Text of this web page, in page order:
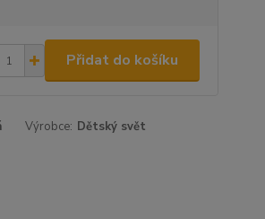
Přidat do košíku
Výrobce: Dětský svět